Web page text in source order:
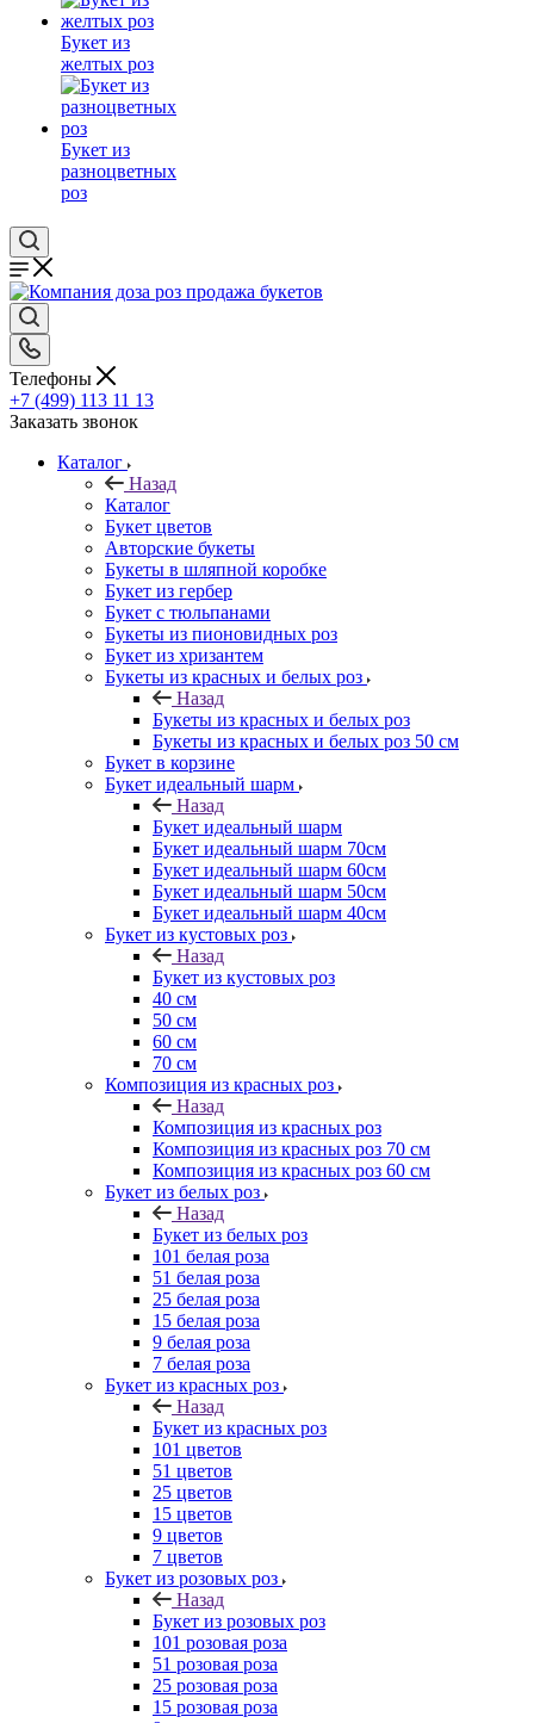
Букет из
желтых роз
Букет из
разноцветных
роз
Телефоны
+7 (499) 113 11 13
Заказать звонок
Каталог
Назад
Каталог
Букет цветов
Авторские букеты
Букеты в шляпной коробке
Букет из гербер
Букет с тюльпанами
Букеты из пионовидных роз
Букет из хризантем
Букеты из красных и белых роз
Назад
Букеты из красных и белых роз
Букеты из красных и белых роз 50 см
Букет в корзине
Букет идеальный шарм
Назад
Букет идеальный шарм
Букет идеальный шарм 70см
Букет идеальный шарм 60см
Букет идеальный шарм 50см
Букет идеальный шарм 40см
Букет из кустовых роз
Назад
Букет из кустовых роз
40 см
50 см
60 см
70 см
Композиция из красных роз
Назад
Композиция из красных роз
Композиция из красных роз 70 см
Композиция из красных роз 60 см
Букет из белых роз
Назад
Букет из белых роз
101 белая роза
51 белая роза
25 белая роза
15 белая роза
9 белая роза
7 белая роза
Букет из красных роз
Назад
Букет из красных роз
101 цветов
51 цветов
25 цветов
15 цветов
9 цветов
7 цветов
Букет из розовых роз
Назад
Букет из розовых роз
101 розовая роза
51 розовая роза
25 розовая роза
15 розовая роза